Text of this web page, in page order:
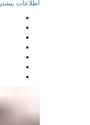
اطلاعات بیشتر